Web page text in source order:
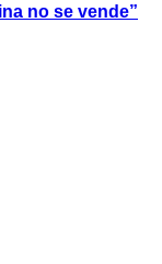
no se vende”